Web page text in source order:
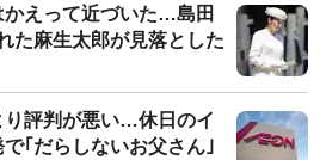
かえって近づいた…島田
た麻生太郎が見落とした
り評判が悪い…休日のイ
｢だらしないお父さん｣